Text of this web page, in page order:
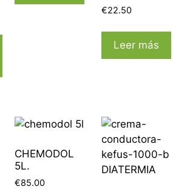
€22.50
Leer más
CHEMODOL
5L.
€85.00